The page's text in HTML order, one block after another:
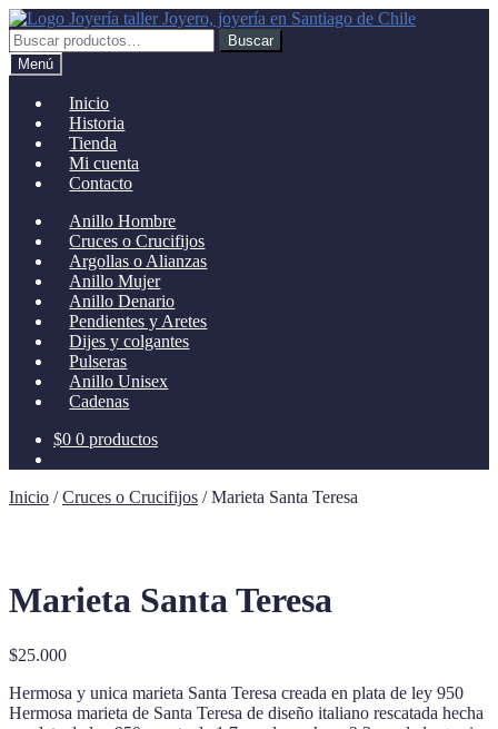
Ir
a
la
navegación
Ir
al
contenido
Buscar
por:
Buscar
Menú
Inicio
Historia
Tienda
Mi cuenta
Contacto
Anillo Hombre
Cruces o Crucifijos
Argollas o Alianzas
Anillo Mujer
Anillo Denario
Pendientes y Aretes
Dijes y colgantes
Pulseras
Anillo Unisex
Cadenas
$0 0 productos
Inicio /Cruces o Crucifijos /Marieta Santa Teresa
Marieta Santa Teresa
$25.000
Hermosa y unica marieta Santa Teresa creada en plata de ley 950
Hermosa marieta de Santa Teresa de diseño italiano rescatada hecha